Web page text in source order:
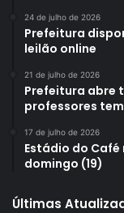
24 de julho de 2026
Prefeitura
leilão online
21 de julho de 2026
Prefeitura abre
professores
17 de julho de 2026
Estádio do Café
domingo (19)
Últimas